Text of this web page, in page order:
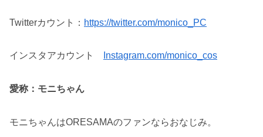
Twitterカウント： https://twitter.com/monico_PC
インスタアカウント Instagram.com/monico_cos
愛称：モニちゃん
モニちゃんはORESAMAのファンならおなじみ。